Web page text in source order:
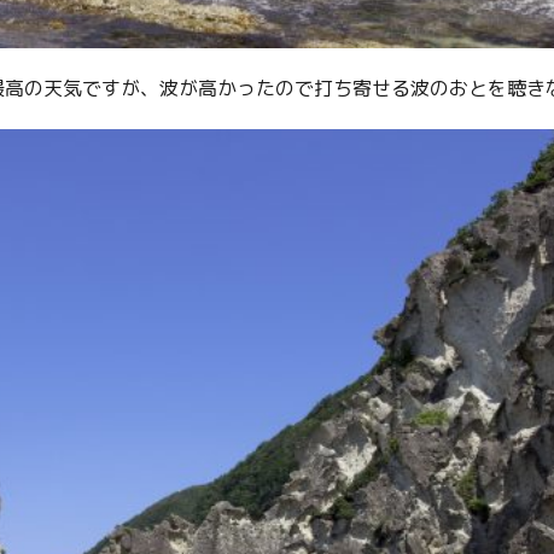
の天気ですが、波が高かったので打ち寄せる波のおとを聴き